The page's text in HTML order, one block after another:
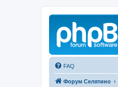
FAQ
Форум Селятино